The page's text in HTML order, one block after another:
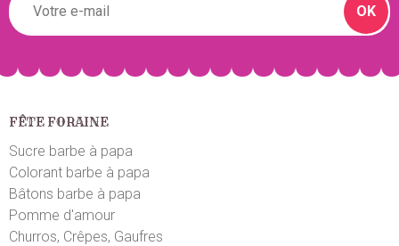
OK
FÊTE FORAINE
Sucre barbe à papa
Colorant barbe à papa
Bâtons barbe à papa
Pomme d'amour
Churros, Crêpes, Gaufres